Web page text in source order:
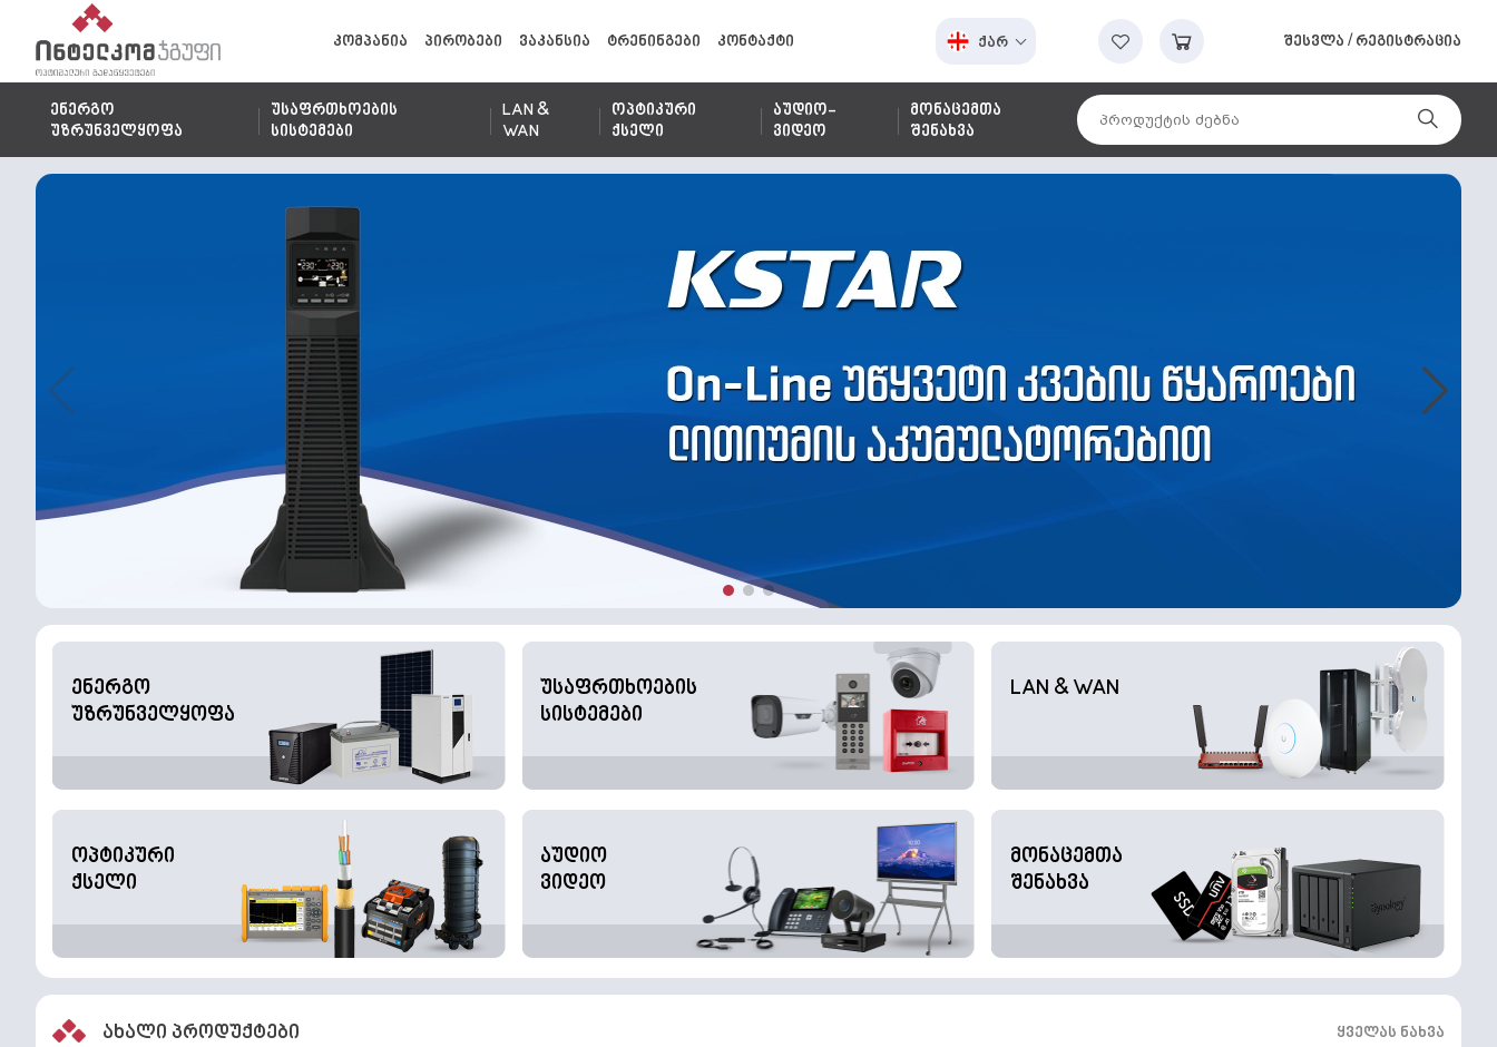
კომპანია პირობები ვაკანსია ტრენინგები კონტაქტი ქარ შესვლა / რეგისტრაცია
ენერგო
უზრუნველყოფა
უსაფრთხოების
სისტემები
LAN &
WAN
ოპტიკური
ქსელი
აუდიო-
ვიდეო
მონაცემთა
შენახვა
ენერგო
უზრუნველყოფა
უსაფრთხოების
სისტემები
LAN & WAN
ოპტიკური
ქსელი
აუდიო
ვიდეო
მონაცემთა
შენახვა
ახალი პროდუქტები ყველას ნახვა